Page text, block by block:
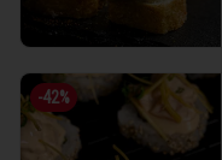
-42%